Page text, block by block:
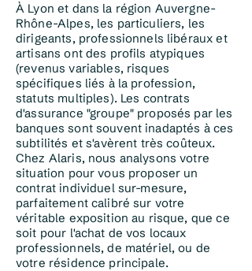
À Lyon et dans la région Auvergne-
Rhône-Alpes, les particuliers, les
dirigeants, professionnels libéraux et
artisans ont des profils atypiques
(revenus variables, risques
spécifiques liés à la profession,
statuts multiples). Les contrats
d'assurance "groupe" proposés par les
banques sont souvent inadaptés à ces
subtilités et s'avèrent très coûteux.
Chez Alaris, nous analysons votre
situation pour vous proposer un
contrat individuel sur-mesure,
parfaitement calibré sur votre
véritable exposition au risque, que ce
soit pour l'achat de vos locaux
professionnels, de matériel, ou de
votre résidence principale.